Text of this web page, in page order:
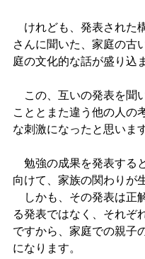
けれども、発表された
さんに聞いた、家庭の古
庭の文化的な話が盛り込
この、互いの発表を聞
こととまた違う他の人の
な刺激になったと思いま
勉強の成果を発表する
向けて、家族の関わりが
しかも、その発表は正
る発表ではなく、それぞ
ですから、家庭での親子
になります。